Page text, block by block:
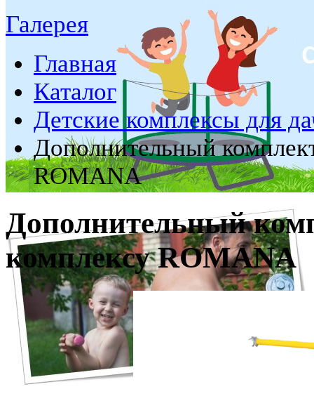
Галерея
Главная
Каталог
Детские комплексы для
Дополнительный
ROMANA
Дополнительный
комплексу ROMANA